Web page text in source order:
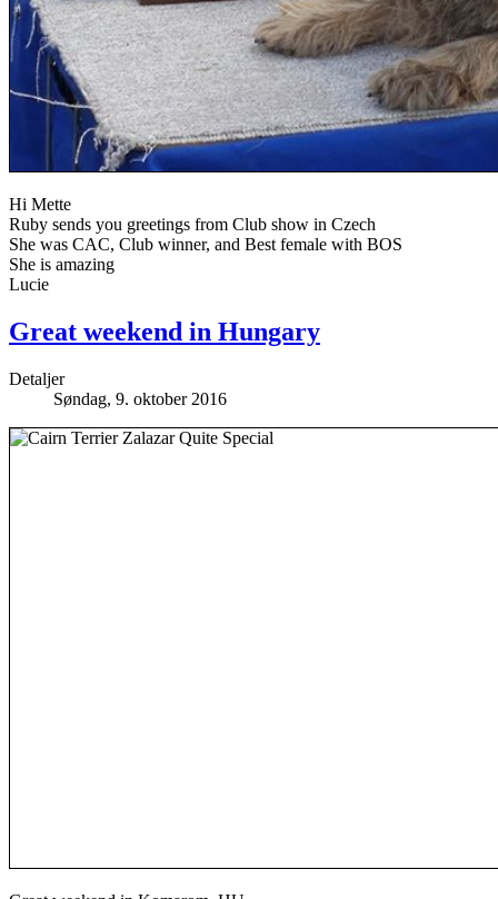
Hi Mette
Ruby sends you greetings from Club show in Czech
She was CAC, Club winner, and Best female with BOS
She is amazing
Lucie
Great weekend in Hungary
Detaljer
Søndag, 9. oktober 2016